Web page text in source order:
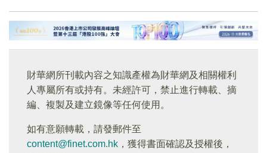
財華網所刊載內容之知識產權為財華網及相關權利
人專屬所有或持有。未經許可，禁止進行轉載、摘
編、複製及建立鏡像等任何使用。
如有意願轉載，請發郵件至
content@finet.com.hk ，獲得書面確認及授權後，